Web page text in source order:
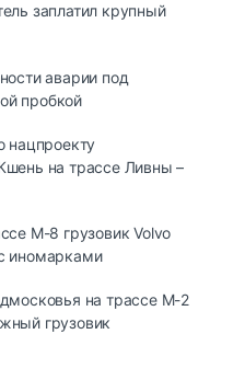
заплатил крупный
аварии под
пробкой
нацпроекту
на трассе Ливны –
М-8 грузовик Volvo
иномарками
на трассе М-2
грузовик